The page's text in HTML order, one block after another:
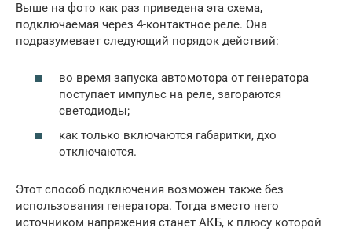
Выше на фото как раз приведена эта схема,
подключаемая через 4-контактное реле. Она
подразумевает следующий порядок действий:
во время запуска автомотора от генератора
поступает импульс на реле, загораются
светодиоды;
как только включаются габаритки, дхо
отключаются.
Этот способ подключения возможен также без
использования генератора. Тогда вместо него
источником напряжения станет АКБ, к плюсу которой